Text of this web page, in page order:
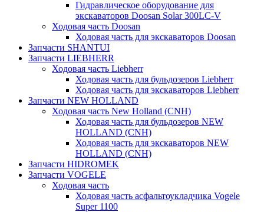
Гидравлическое оборудование для
экскаваторов Doosan Solar 300LC-V
Ходовая часть Doosan
Ходовая часть для экскаваторов Doosan
Запчасти SHANTUI
Запчасти LIEBHERR
Ходовая часть Liebherr
Ходовая часть для бульдозеров Liebherr
Ходовая часть для экскаваторов Liebherr
Запчасти NEW HOLLAND
Ходовая часть New Holland (CNH)
Ходовая часть для бульдозеров NEW
HOLLAND (CNH)
Ходовая часть для экскаваторов NEW
HOLLAND (CNH)
Запчасти HIDROMEK
Запчасти VOGELE
Ходовая часть
Ходовая часть асфальтоукладчика Vogele
Super 1100